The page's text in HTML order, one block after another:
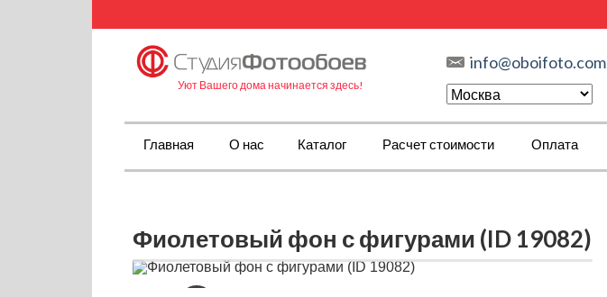
Уют Вашего дома начинается здесь!
info@oboifoto.com
Главная О нас Каталог Расчет стоимости Оплата
Фиолетовый фон с фигурами (ID 19082)